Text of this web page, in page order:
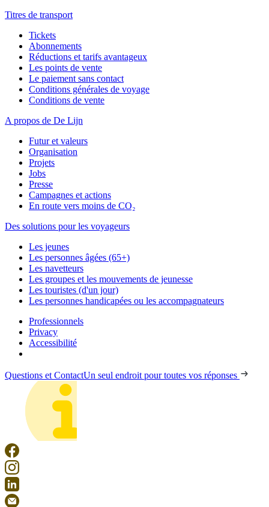
Titres de transport
Tickets
Abonnements
Réductions et tarifs avantageux
Les points de vente
Le paiement sans contact
Conditions générales de voyage
Conditions de vente
A propos de De Lijn
Futur et valeurs
Organisation
Projets
Jobs
Presse
Campagnes et actions
En route vers moins de CO₂
Des solutions pour les voyageurs
Les jeunes
Les personnes âgées (65+)
Les navetteurs
Les groupes et les mouvements de jeunesse
Les touristes (d'un jour)
Les personnes handicapées ou les accompagnateurs
Professionnels
Privacy
Accessibilité
Questions et ContactUn seul endroit pour toutes vos réponses